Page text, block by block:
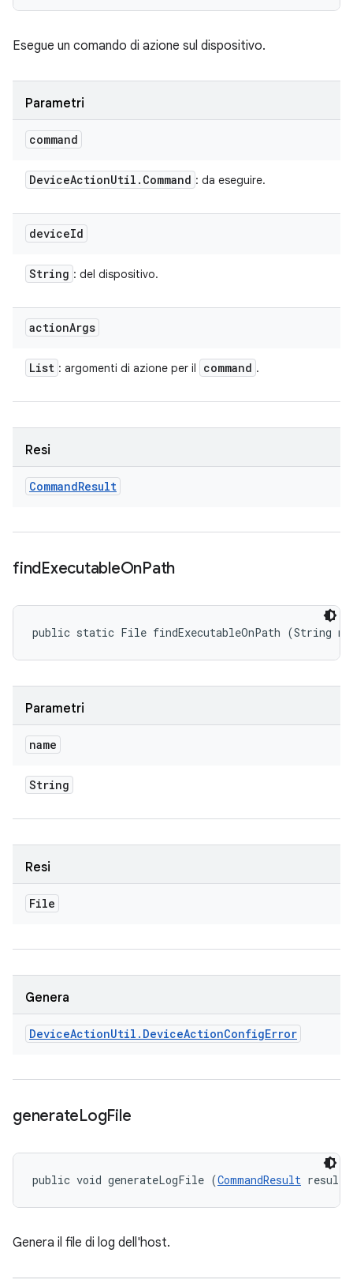
Esegue un comando di azione sul dispositivo.
Parametri
command
DeviceActionUtil . Command : da eseguire.
deviceId
String : del dispositivo.
actionArgs
List : argomenti di azione per il command .
Resi
CommandResult
findExecutableOnPath
public static File findExecutableOnPath (String
Parametri
name
String
Resi
File
Genera
DeviceActionUtil . DeviceActionConfigError
generateLogFile
public void generateLogFile (CommandResult result)
Genera il file di log dell'host.